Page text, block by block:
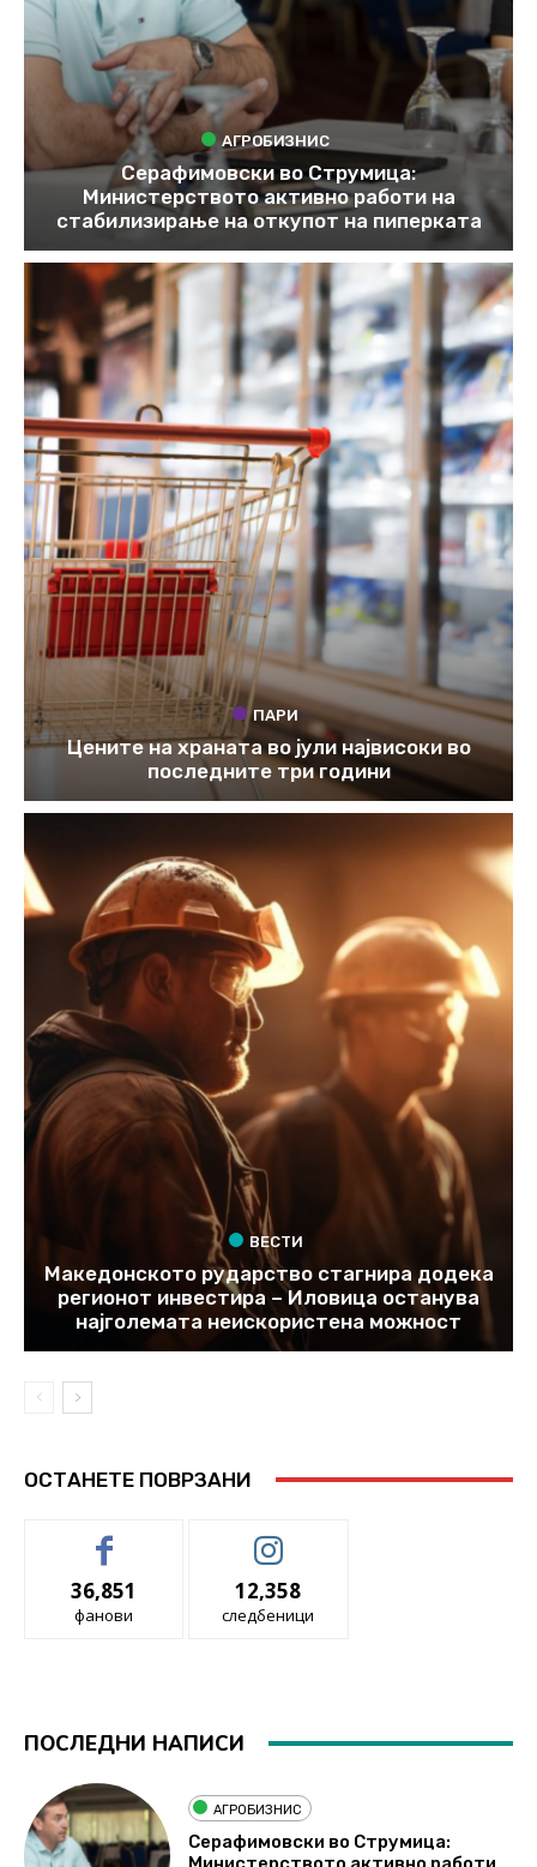
АГРОБИЗНИС
Серафимовски во Струмица:
Министерството активно работи на
стабилизирање на откупот на пиперката
ПАРИ
Цените на храната во јули највисоки во
последните три години
ВЕСТИ
Македонското рударство стагнира додека
регионот инвестира – Иловица останува
најголемата неискористена можност
ОСТАНЕТЕ ПОВРЗАНИ
36,851
фанови
12,358
следбеници
ПОСЛЕДНИ НАПИСИ
АГРОБИЗНИС
Серафимовски во Струмица: